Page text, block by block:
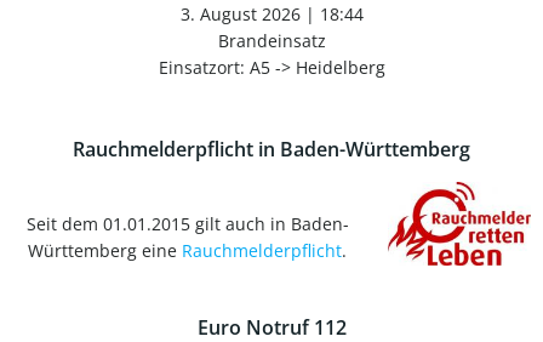
3. August 2026| 18:44
Brandeinsatz
Einsatzort: A5 -> Heidelberg
Rauchmelderpflicht in Baden-Württemberg
Seit dem 01.01.2015 gilt auch in Baden-
Württemberg eine Rauchmelderpflicht.
Euro Notruf 112